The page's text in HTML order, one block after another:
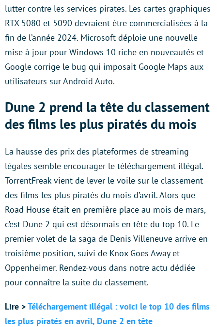
lutter contre les services pirates. Les cartes graphiques
RTX 5080 et 5090 devraient être commercialisées à la
fin de l’année 2024. Microsoft déploie une nouvelle
mise à jour pour Windows 10 riche en nouveautés et
Google corrige le bug qui imposait Google Maps aux
utilisateurs sur Android Auto.
Dune 2 prend la tête du classement
des films les plus piratés du mois
La hausse des prix des plateformes de streaming
légales semble encourager le téléchargement illégal.
TorrentFreak vient de lever le voile sur le classement
des films les plus piratés du mois d’avril. Alors que
Road House était en première place au mois de mars,
c’est Dune 2 qui est désormais en tête du top 10. Le
premier volet de la saga de Denis Villeneuve arrive en
troisième position, suivi de Knox Goes Away et
Oppenheimer. Rendez-vous dans notre actu dédiée
pour connaître la suite du classement.
Lire >Téléchargement illégal : voici le top 10 des films
les plus piratés en avril, Dune 2 en tête